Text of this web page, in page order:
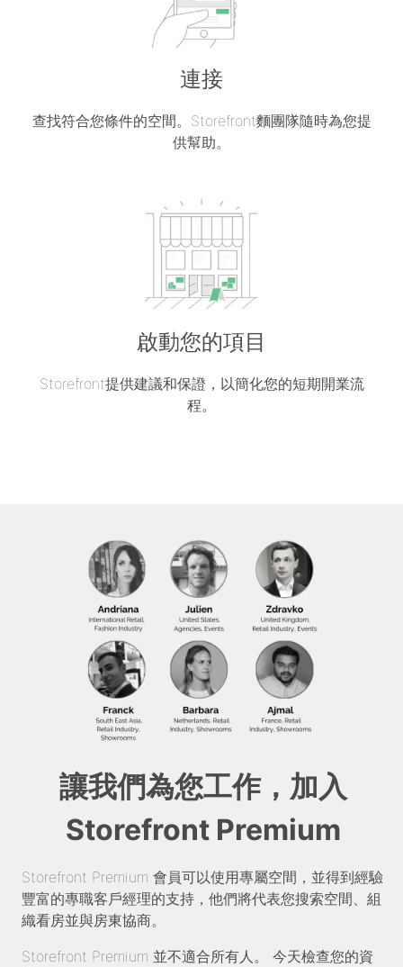
連接
查找符合您條件的空間。Storefront麵團隊隨時為您提
供幫助。
啟動您的項目
Storefront提供建議和保證，以簡化您的短期開業流
程。
讓我們為您工作，加入
Storefront Premium
Storefront Premium 會員可以使用專屬空間，並得到經驗
豐富的專職客戶經理的支持，他們將代表您搜索空間、組
織看房並與房東協商。
Storefront Premium 並不適合所有人。 今天檢查您的資